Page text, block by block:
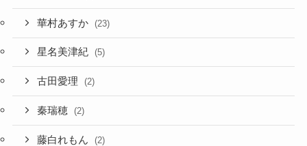
華村あすか (23)
星名美津紀 (5)
古田愛理 (2)
秦瑞穂 (2)
藤白れもん (2)